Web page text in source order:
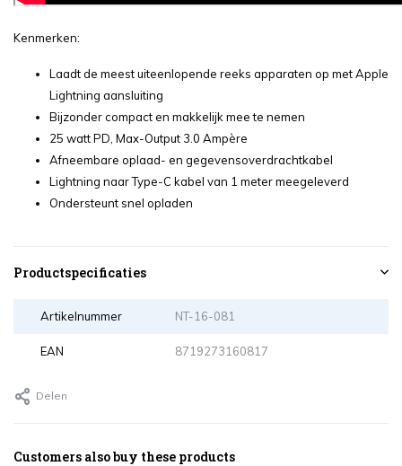
Kenmerken:
Laadt de meest uiteenlopende reeks apparaten op met Apple
Lightning aansluiting
Bijzonder compact en makkelijk mee te nemen
25 watt PD, Max-Output 3.0 Ampère
Afneembare oplaad- en gegevensoverdrachtkabel
Lightning naar Type-C kabel van 1 meter meegeleverd
Ondersteunt snel opladen
Productspecificaties
Artikelnummer NT-16-081
EAN 8719273160817
Delen
Customers also buy these products